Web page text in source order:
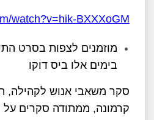
watch?v=hik-BXXXoGM
מוזמנים לצפות בסרט
בימים אלו ביס דוקו
סקר משאבי אנוש לקהילה,
קרמונה, ממתודה סקרים על